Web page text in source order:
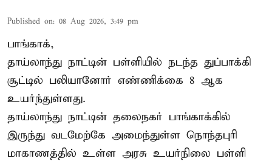
Published on: 08 Aug 2026, 3:49 pm
பாங்காக்,
தாய்லாந்து நாட்டின் பள்ளியில் நடந்த துப்பாக்கி
சூட்டில் பலியானோர் எண்ணிக்கை 8 ஆக
உயர்ந்துள்ளது.
தாய்லாந்து நாட்டின் தலைநகர் பாங்காக்கில்
இருந்து வடமேற்கே அமைந்துள்ள நொந்தபுரி
மாகாணத்தில் உள்ள அரசு உயர்நிலை பள்ளி